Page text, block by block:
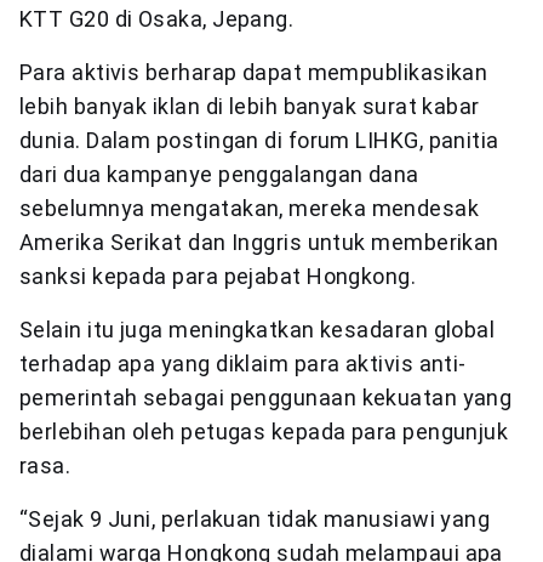
KTT G20 di Osaka, Jepang.
Para aktivis berharap dapat mempublikasikan
lebih banyak iklan di lebih banyak surat kabar
dunia. Dalam postingan di forum LIHKG, panitia
dari dua kampanye penggalangan dana
sebelumnya mengatakan, mereka mendesak
Amerika Serikat dan Inggris untuk memberikan
sanksi kepada para pejabat Hongkong.
Selain itu juga meningkatkan kesadaran global
terhadap apa yang diklaim para aktivis anti-
pemerintah sebagai penggunaan kekuatan yang
berlebihan oleh petugas kepada para pengunjuk
rasa.
“Sejak 9 Juni, perlakuan tidak manusiawi yang
dialami warga Hongkong sudah melampaui apa